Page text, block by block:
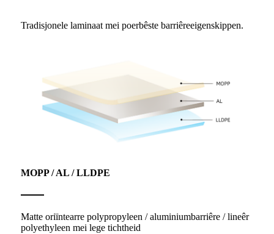
Tradisjonele laminaat mei poerbêste barriêreeigenskippen.
MOPP / AL / LLDPE
Matte oriïntearre polypropyleen / aluminiumbarriêre / lineêr
polyethyleen mei lege tichtheid